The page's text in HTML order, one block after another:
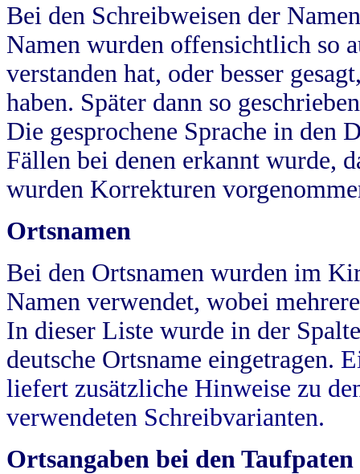
Bei den Schreibweisen der
Namen wurden offensichtlich so
verstanden hat, oder besser
haben. Später dann so
Die gesprochene Sprache in
Fällen bei denen erkannt wurde,
wurden Korrekturen
Ortsnamen
Bei den Ortsnamen wurden im
Namen verwendet, wobei
In dieser Liste wurde in der
deutsche Ortsname eingetragen.
liefert zusätzliche Hinweise zu
verwendeten Schreibvarianten.
Ortsangaben bei den Taufpaten